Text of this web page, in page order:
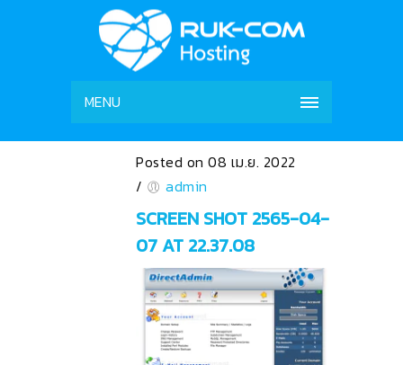
MENU
Posted on 08 เม.ย. 2022
/
admin
SCREEN SHOT 2565-04-
07 AT 22.37.08